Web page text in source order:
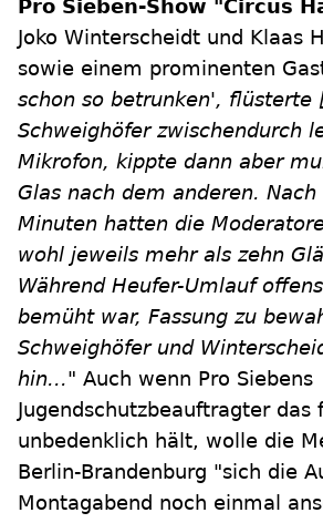
Pro Sieben-Show "Circus
Joko Winterscheidt und Klaas
sowie einem prominenten
schon so betrunken', flüsterte
Schweighöfer zwischendurch
Mikrofon, kippte dann aber
Glas nach dem anderen.
Minuten hatten die
wohl jeweils mehr als zehn
Während Heufer-Umlauf
bemüht war, Fassung zu
Schweighöfer und
hin..." Auch wenn Pro Siebens
Jugendschutzbeauftragter das
unbedenklich hält, wolle die
Berlin-Brandenburg "sich die
Montagabend noch einmal